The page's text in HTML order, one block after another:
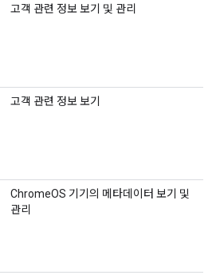
고객 관련 정보 보기 및 관리
고객 관련 정보 보기
ChromeOS 기기의 메타데이터 보기 및
관리